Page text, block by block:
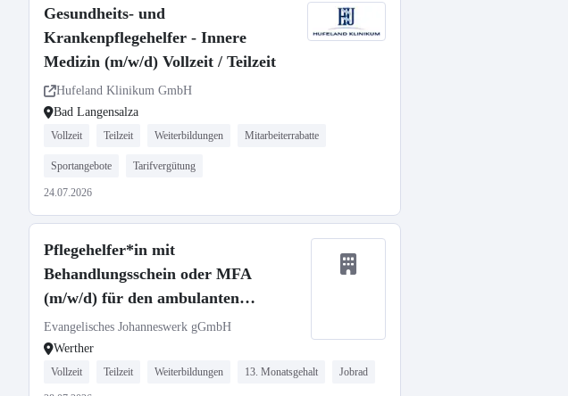
Gesundheits- und
Krankenpflegehelfer - Innere
Medizin (m/w/d) Vollzeit / Teilzeit
Hufeland Klinikum GmbH
Bad Langensalza
Vollzeit Teilzeit Weiterbildungen Mitarbeiterrabatte
Sportangebote Tarifvergütung
24.07.2026
Pflegehelfer*in mit
Behandlungsschein oder MFA
(m/w/d) für den ambulanten
Pflegedienst Werther
Evangelisches Johanneswerk gGmbH
Werther
Vollzeit Teilzeit Weiterbildungen 13. Monatsgehalt Jobrad